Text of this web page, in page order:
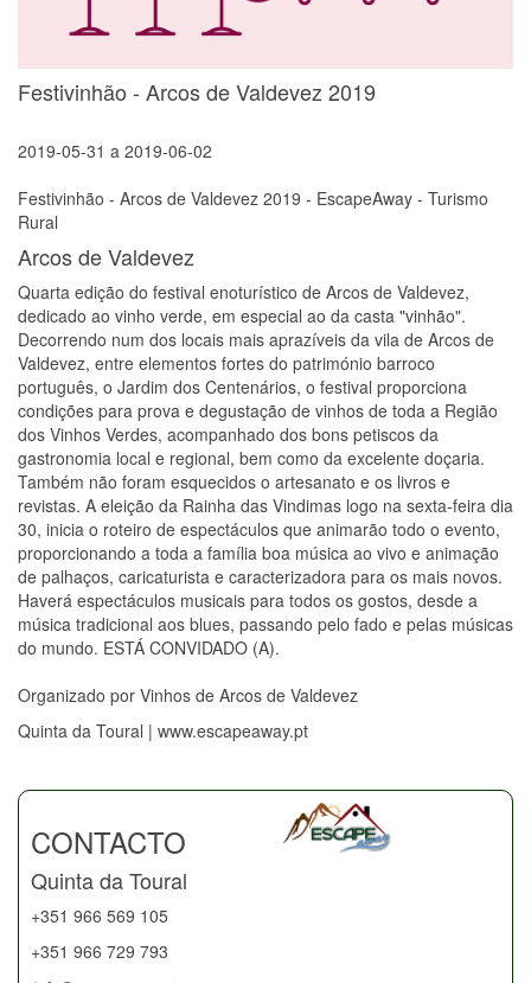
Festivinhão - Arcos de Valdevez 2019
2019-05-31 a 2019-06-02
Festivinhão - Arcos de Valdevez 2019 - EscapeAway - Turismo
Rural
Arcos de Valdevez
Quarta edição do festival enoturístico de Arcos de Valdevez,
dedicado ao vinho verde, em especial ao da casta "vinhão".
Decorrendo num dos locais mais aprazíveis da vila de Arcos de
Valdevez, entre elementos fortes do património barroco
português, o Jardim dos Centenários, o festival proporciona
condições para prova e degustação de vinhos de toda a Região
dos Vinhos Verdes, acompanhado dos bons petiscos da
gastronomia local e regional, bem como da excelente doçaria.
Também não foram esquecidos o artesanato e os livros e
revistas. A eleição da Rainha das Vindimas logo na sexta-feira dia
30, inicia o roteiro de espectáculos que animarão todo o evento,
proporcionando a toda a família boa música ao vivo e animação
de palhaços, caricaturista e caracterizadora para os mais novos.
Haverá espectáculos musicais para todos os gostos, desde a
música tradicional aos blues, passando pelo fado e pelas músicas
do mundo. ESTÁ CONVIDADO (A).
Organizado por Vinhos de Arcos de Valdevez
Quinta da Toural | www.escapeaway.pt
CONTACTO
Quinta da Toural
+351 966 569 105
+351 966 729 793